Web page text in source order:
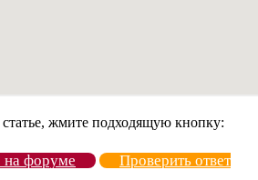
жмите подходящую кнопку:
на форуме
Проверить ответ